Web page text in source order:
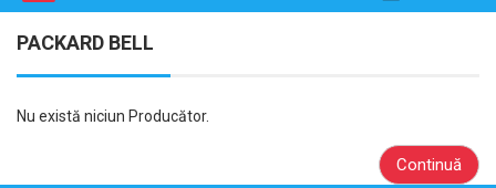
PACKARD BELL
Nu există niciun Producător.
Continuă